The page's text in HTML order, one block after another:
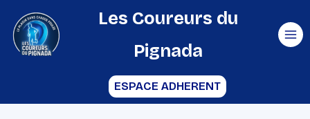
contenu
Les Coureurs du
Pignada
ESPACE ADHERENT